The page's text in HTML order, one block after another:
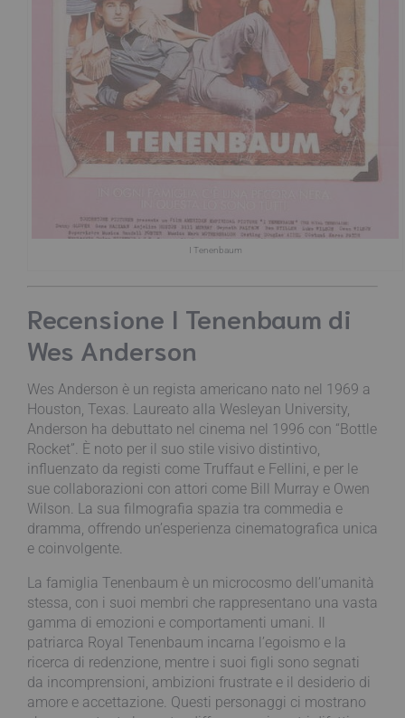
I Tenenbaum
Recensione I Tenenbaum di
Wes Anderson
Wes Anderson è un regista americano nato nel 1969 a
Houston, Texas. Laureato alla Wesleyan University,
Anderson ha debuttato nel cinema nel 1996 con “Bottle
Rocket”. È noto per il suo stile visivo distintivo,
influenzato da registi come Truffaut e Fellini, e per le
sue collaborazioni con attori come Bill Murray e Owen
Wilson. La sua filmografia spazia tra commedia e
dramma, offrendo un’esperienza cinematografica unica
e coinvolgente.
La famiglia Tenenbaum è un microcosmo dell’umanità
stessa, con i suoi membri che rappresentano una vasta
gamma di emozioni e comportamenti umani. Il
patriarca Royal Tenenbaum incarna l’egoismo e la
ricerca di redenzione, mentre i suoi figli sono segnati
da incomprensioni, ambizioni frustrate e il desiderio di
amore e accettazione. Questi personaggi ci mostrano